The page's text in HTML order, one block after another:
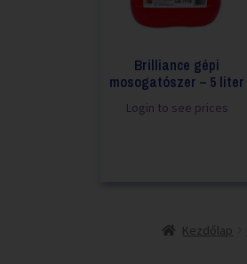
Brilliance gépi
mosogatószer – 5 liter
Login to see prices
Kezdőlap